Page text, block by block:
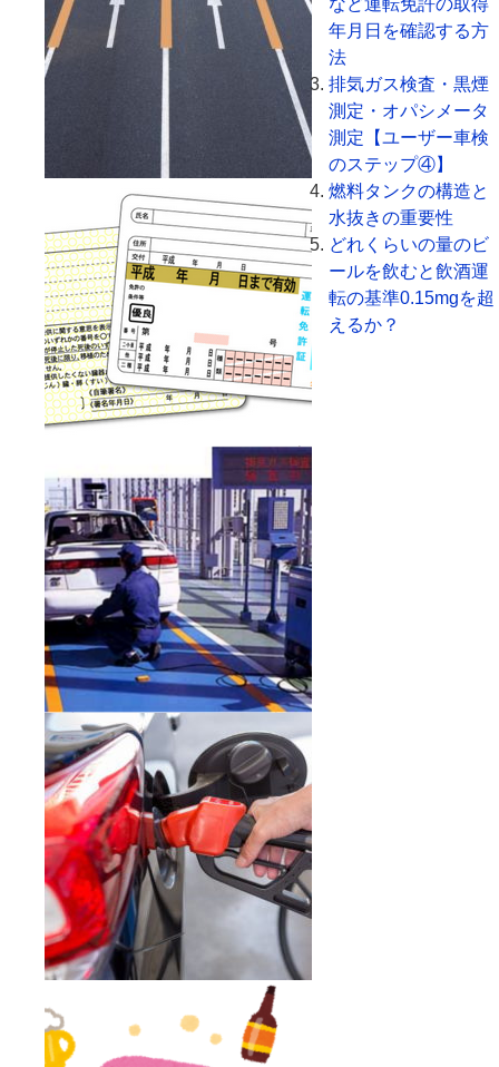
年月日を確認する方
法
排気ガス検査・黒煙
測定・オパシメータ
測定【ユーザー車検
のステップ④】
燃料タンクの構造と
水抜きの重要性
どれくらいの量のビ
ールを飲むと飲酒運
転の基準0.15mgを超
えるか？